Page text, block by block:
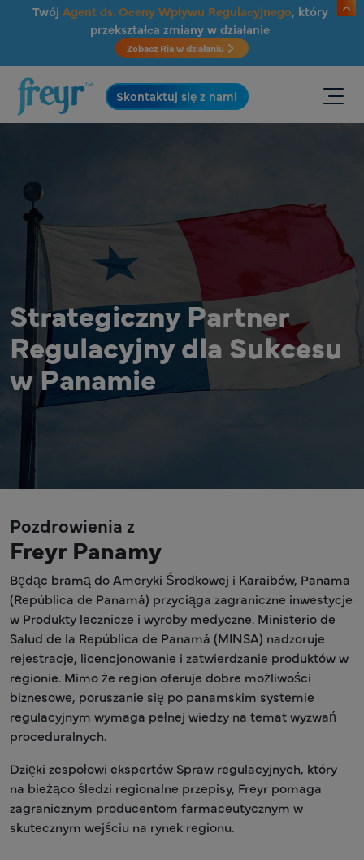
Przejdź do głównej treści
Twój Agent ds. Oceny Wpływu Regulacyjnego, który
przekształca zmiany w działanie
Zobacz Ria w działaniu
.
Skontaktuj się z nami
Strategiczny Partner
Regulacyjny dla Sukcesu
w Panamie
Pozdrowienia z
Freyr Panamy
Będąc bramą do Ameryki Środkowej i Karaibów, Panama
(República de Panamá) przyciąga zagraniczne inwestycje
w Produkty lecznicze i wyroby medyczne. Ministerio de
Salud de la República de Panamá (MINSA) nadzoruje
rejestracje, licencjonowanie i zatwierdzanie produktów w
regionie. Mimo że region oferuje dobre możliwości
biznesowe, poruszanie się po panamskim systemie
regulacyjnym wymaga pełnej wiedzy na temat wyzwań
proceduralnych.
Dzięki zespołowi ekspertów Spraw regulacyjnych, który
na bieżąco śledzi regionalne przepisy, Freyr pomaga
zagranicznym producentom farmaceutycznym w
skutecznym wejściu na rynek regionu.